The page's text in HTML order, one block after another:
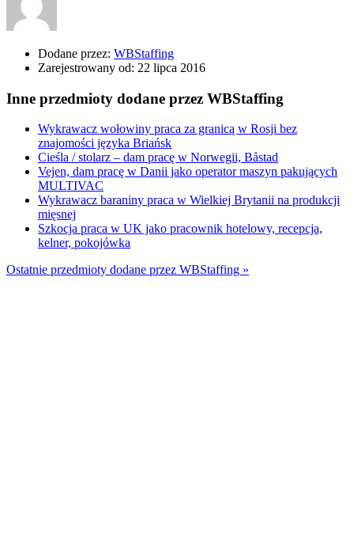
Dodane przez: WBStaffing
Zarejestrowany od: 22 lipca 2016
Inne przedmioty dodane przez WBStaffing
Wykrawacz wołowiny praca za granicą w Rosji bez
znajomości języka Briańsk
Cieśla / stolarz – dam pracę w Norwegii, Båstad
Vejen, dam pracę w Danii jako operator maszyn pakujących
MULTIVAC
Wykrawacz baraniny praca w Wielkiej Brytanii na produkcji
mięsnej
Szkocja praca w UK jako pracownik hotelowy, recepcja,
kelner, pokojówka
Ostatnie przedmioty dodane przez WBStaffing »